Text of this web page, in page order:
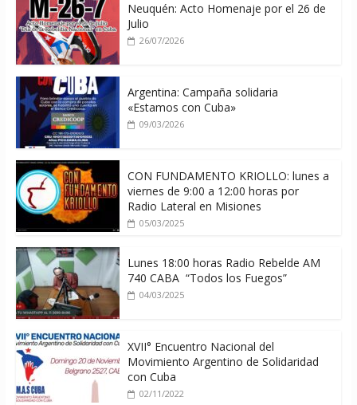
Neuquén: Acto Homenaje por el 26 de
Julio
26/07/2026
Argentina: Campaña solidaria
«Estamos con Cuba»
09/03/2026
CON FUNDAMENTO KRIOLLO: lunes a
viernes de 9:00 a 12:00 horas por
Radio Lateral en Misiones
05/03/2025
Lunes 18:00 horas Radio Rebelde AM
740 CABA “Todos los Fuegos”
04/03/2025
XVII° Encuentro Nacional del
Movimiento Argentino de Solidaridad
con Cuba
02/11/2022